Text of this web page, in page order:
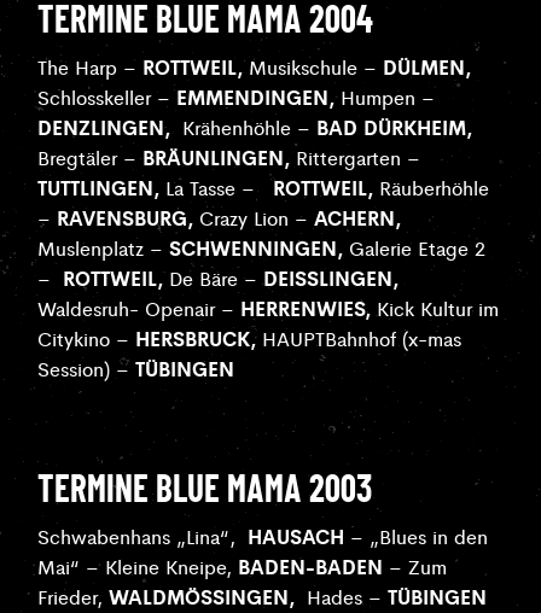
TERMINE BLUE MAMA 2004
The Harp – ROTTWEIL,Musikschule – DÜLMEN,
Schlosskeller –EMMENDINGEN,Humpen –
DENZLINGEN, Krähenhöhle – BAD DÜRKHEIM,
Bregtäler –BRÄUNLINGEN, Rittergarten –
TUTTLINGEN, La Tasse – ROTTWEIL, Räuberhöhle
– RAVENSBURG, Crazy Lion –ACHERN,
Muslenplatz –SCHWENNINGEN, Galerie Etage 2
– ROTTWEIL,De Bäre –DEISSLINGEN,
Waldesruh- Openair – HERRENWIES, Kick Kultur im
Citykino – HERSBRUCK,HAUPTBahnhof (x-mas
Session) –TÜBINGEN
TERMINE BLUE MAMA 2003
Schwabenhans „Lina“, HAUSACH – „Blues in den
Mai“ – Kleine Kneipe, BADEN-BADEN – Zum
Frieder,WALDMÖSSINGEN, Hades –TÜBINGEN